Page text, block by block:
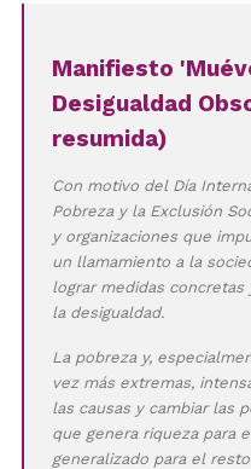
Manifiesto
Desigualdad
resumida)
Con motivo del Día
Pobreza y la Exclusión
y organizaciones que
un llamamiento a la
lograr medidas
la desigualdad.
La pobreza y,
vez más extremas,
las causas y cambiar las
que genera riqueza para
generalizado para el